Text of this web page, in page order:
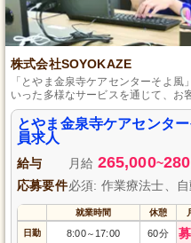
株式会社SOYOKAZE
「とやま金泉寺ケアセンターそよ
いった多様なサービスを通じて、お
な生活を支える介護施設です。
とやま金泉寺ケアセンタ
員求人
給与 月給 265,000~
応募要件必須: 作業療法士、
就業時間 休憩
日勤 8:00～ 17:00 60分